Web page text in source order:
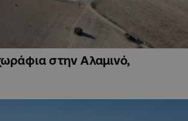
στην Αλαμινό,